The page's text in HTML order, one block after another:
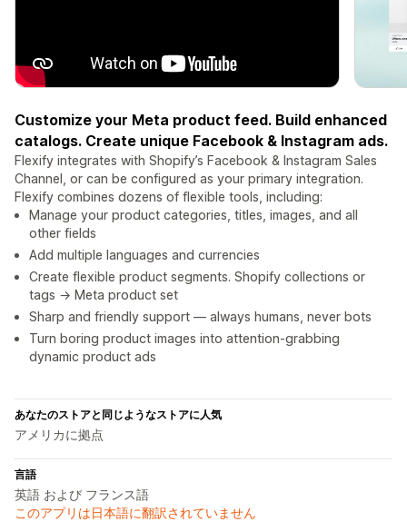
Customize your Meta product feed. Build enhanced
catalogs. Create unique Facebook & Instagram ads.
Flexify integrates with Shopify’s Facebook & Instagram Sales
Channel, or can be configured as your primary integration.
Flexify combines dozens of flexible tools, including:
Manage your product categories, titles, images, and all
other fields
Add multiple languages and currencies
Create flexible product segments. Shopify collections or
tags → Meta product set
Sharp and friendly support — always humans, never bots
Turn boring product images into attention-grabbing
dynamic product ads
あなたのストアと同じようなストアに人気
アメリカに拠点
言語
英語 および フランス語
このアプリは日本語に翻訳されていません